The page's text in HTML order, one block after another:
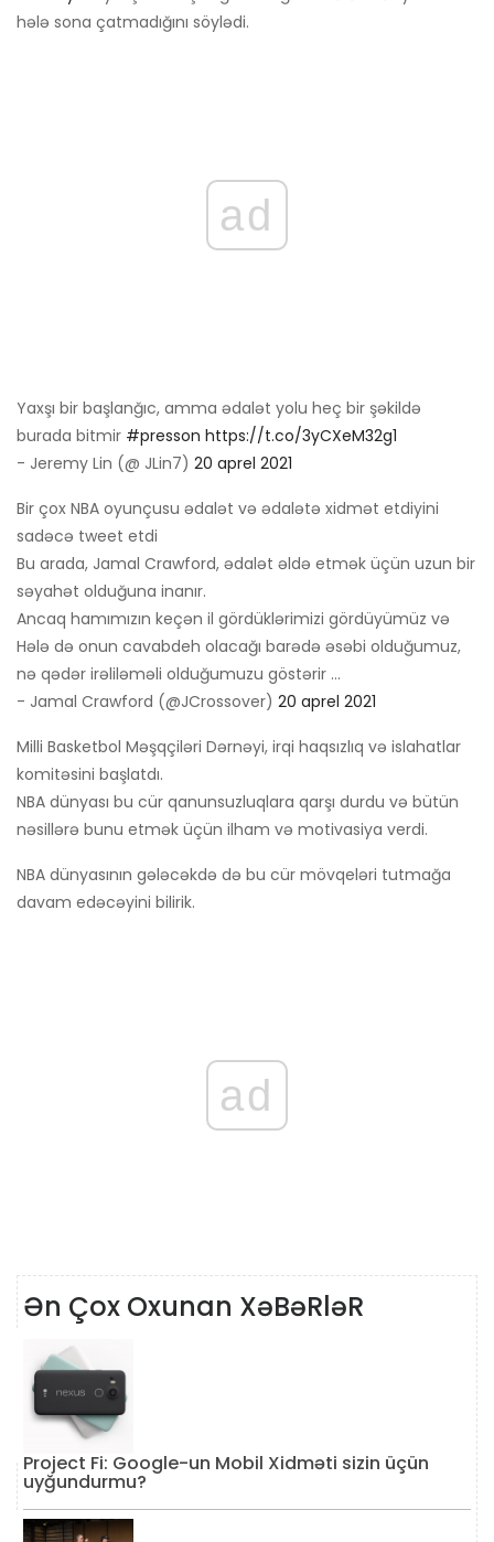
hələ sona çatmadığını söylədi.
ad
Yaxşı bir başlanğıc, amma ədalət yolu heç bir şəkildə
burada bitmir #presson https://t.co/3yCXeM32g1
- Jeremy Lin (@ JLin7) 20 aprel 2021
Bir çox NBA oyunçusu ədalət və ədalətə xidmət etdiyini
sadəcə tweet etdi
Bu arada, Jamal Crawford, ədalət əldə etmək üçün uzun bir
səyahət olduğuna inanır.
Ancaq hamımızın keçən il gördüklərimizi gördüyümüz və
Hələ də onun cavabdeh olacağı barədə əsəbi olduğumuz,
nə qədər irəliləməli olduğumuzu göstərir ...
- Jamal Crawford (@JCrossover) 20 aprel 2021
Milli Basketbol Məşqçiləri Dərnəyi, irqi haqsızlıq və islahatlar
komitəsini başlatdı.
NBA dünyası bu cür qanunsuzluqlara qarşı durdu və bütün
nəsillərə bunu etmək üçün ilham və motivasiya verdi.
NBA dünyasının gələcəkdə də bu cür mövqeləri tutmağa
davam edəcəyini bilirik.
ad
Ən Çox Oxunan XəBəRləR
Project Fi: Google-un Mobil Xidməti sizin üçün
uyğundurmu?